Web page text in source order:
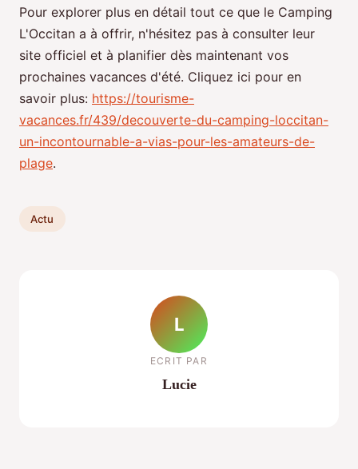
Pour explorer plus en détail tout ce que le Camping
L'Occitan a à offrir, n'hésitez pas à consulter leur
site officiel et à planifier dès maintenant vos
prochaines vacances d'été. Cliquez ici pour en
savoir plus: https://tourisme-
vacances.fr/439/decouverte-du-camping-loccitan-
un-incontournable-a-vias-pour-les-amateurs-de-
plage.
Actu
L
ECRIT PAR
Lucie